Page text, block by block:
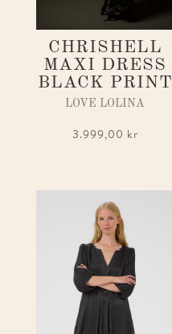
CHRISHELL
MAXI DRESS
BLACK PRINT
LOVE LOLINA
3.999,00 kr